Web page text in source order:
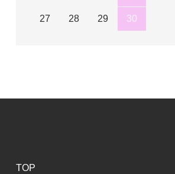
27 28 29 30
TOP